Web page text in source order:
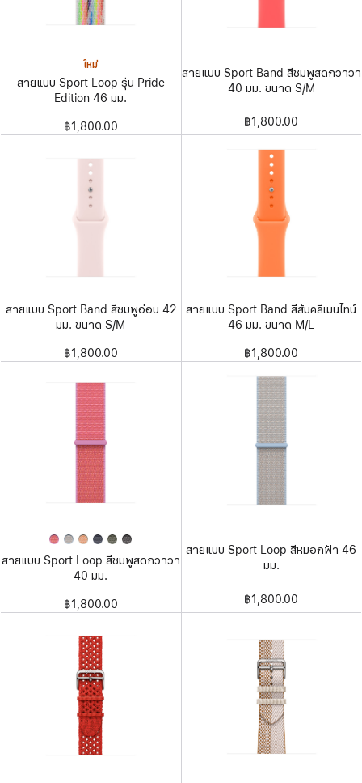
ใหม่
สายแบบ Sport Loop รุ่น Pride
Edition 46 มม.
฿1,800.00
สายแบบ Sport Band สีชมพูสดกวาวา
40 มม. ขนาด S/M
฿1,800.00
สายแบบ Sport Band สีชมพูอ่อน 42
มม. ขนาด S/M
฿1,800.00
สายแบบ Sport Band สีส้มคลีเมนไทน์
46 มม. ขนาด M/L
฿1,800.00
สายแบบ Sport Loop สีชมพูสดกวาวา
40 มม.
฿1,800.00
สายแบบ Sport Loop สีหมอกฟ้า 46
มม.
฿1,800.00